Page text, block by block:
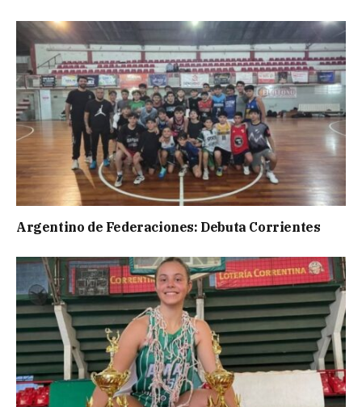
Argentino de Federaciones: Debuta Corrientes